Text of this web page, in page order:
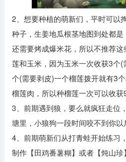
2、想要种植的萌新们，平时可以
种子，生姜地瓜根茎地图到处都是
还需要烤成爆米花，所以不推荐
莲和玉米，因为玉米一次收获3个
个(需要剥皮)一个榴莲拨开就有3
榴莲肉，所以种榴莲一次可以收
3、前期遇到狼，要么就疯狂走位
塘里，小狼狗一段时间咬不到你以
4、前期萌新们从打青蛙开始练习
制作【田鸡番薯糊】或者【炖山